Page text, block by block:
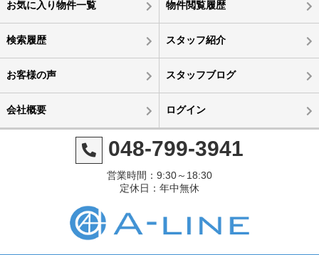
お気に入り物件一覧 物件閲覧履歴
検索履歴 スタッフ紹介
お客様の声 スタッフブログ
会社概要 ログイン
048-799-3941
営業時間：9:30～18:30
定休日：年中無休